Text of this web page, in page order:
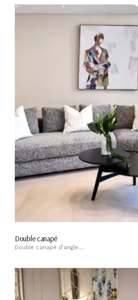
Double canapé
Double canapé d’angle....